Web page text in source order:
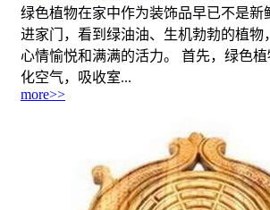
绿色植物在家中作为装饰品早已不是新
进家门，看到绿油油、生机勃勃的植物
心情愉悦和满满的活力。 首先，绿色
化空气，吸收室...
more>>